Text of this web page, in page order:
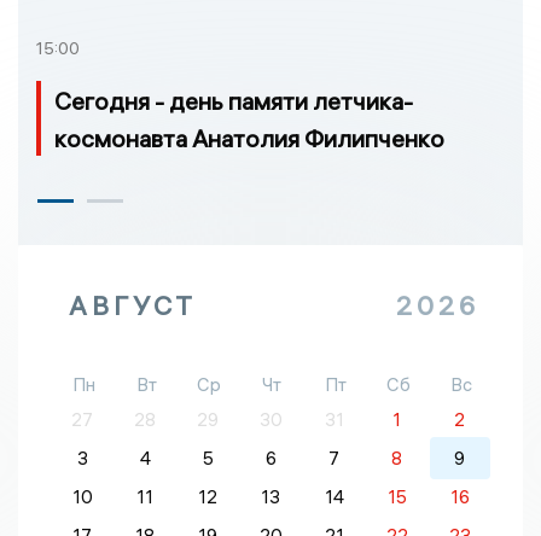
15:00
Сегодня - день памяти летчика-
космонавта Анатолия Филипченко
АВГУСТ 2026
Пн Вт Ср Чт Пт Сб
Вс
27
28 29 30 31 1
2
3
4 5 6 7 8
9
10
11 12 13 14 15
16